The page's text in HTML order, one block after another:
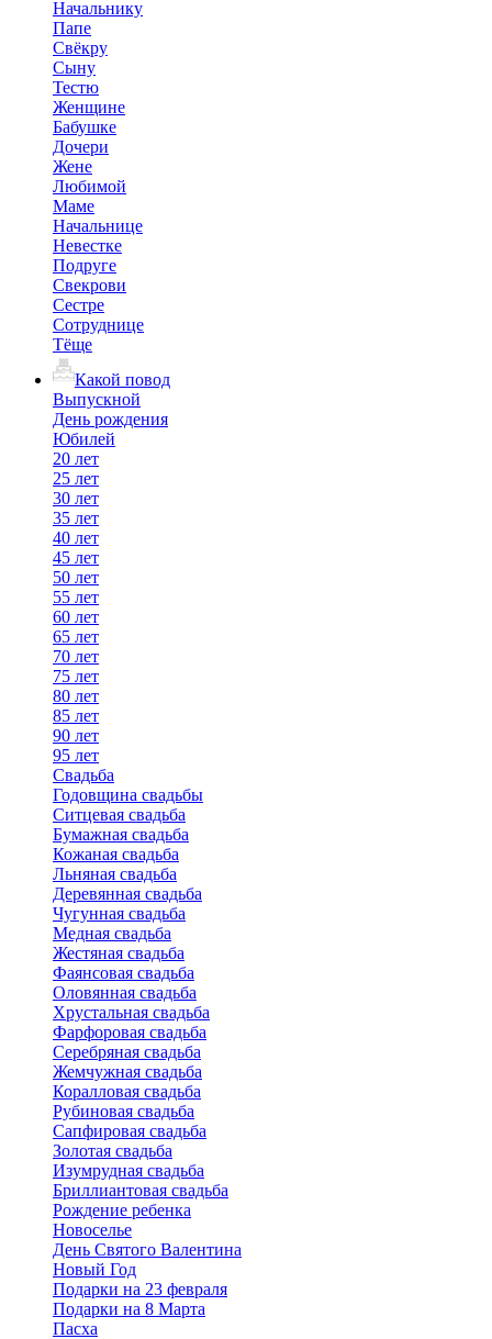
Начальнику
Папе
Свёкру
Сыну
Тестю
Женщине
Бабушке
Дочери
Жене
Любимой
Маме
Начальнице
Невестке
Подруге
Свекрови
Сестре
Сотруднице
Тёще
Какой повод
Выпускной
День рождения
Юбилей
20 лет
25 лет
30 лет
35 лет
40 лет
45 лет
50 лет
55 лет
60 лет
65 лет
70 лет
75 лет
80 лет
85 лет
90 лет
95 лет
Свадьба
Годовщина свадьбы
Ситцевая свадьба
Бумажная свадьба
Кожаная свадьба
Льняная свадьба
Деревянная свадьба
Чугунная свадьба
Медная свадьба
Жестяная свадьба
Фаянсовая свадьба
Оловянная свадьба
Хрустальная свадьба
Фарфоровая свадьба
Серебряная свадьба
Жемчужная свадьба
Коралловая свадьба
Рубиновая свадьба
Сапфировая свадьба
Золотая свадьба
Изумрудная свадьба
Бриллиантовая свадьба
Рождение ребенка
Новоселье
День Святого Валентина
Новый Год
Подарки на 23 февраля
Подарки на 8 Марта
Пасха